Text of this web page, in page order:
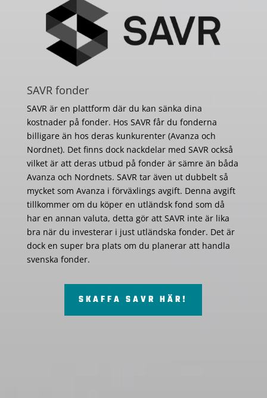
SAVR fonder
SAVR är en plattform där du kan sänka dina
kostnader på fonder. Hos SAVR får du fonderna
billigare än hos deras kunkurenter (Avanza och
Nordnet). Det finns dock nackdelar med SAVR också
vilket är att deras utbud på fonder är sämre än båda
Avanza och Nordnets. SAVR tar även ut dubbelt så
mycket som Avanza i förväxlings avgift. Denna avgift
tillkommer om du köper en utländsk fond som då
har en annan valuta, detta gör att SAVR inte är lika
bra när du investerar i just utländska fonder. Det är
dock en super bra plats om du planerar att handla
svenska fonder.
SKAFFA SAVR HÄR!